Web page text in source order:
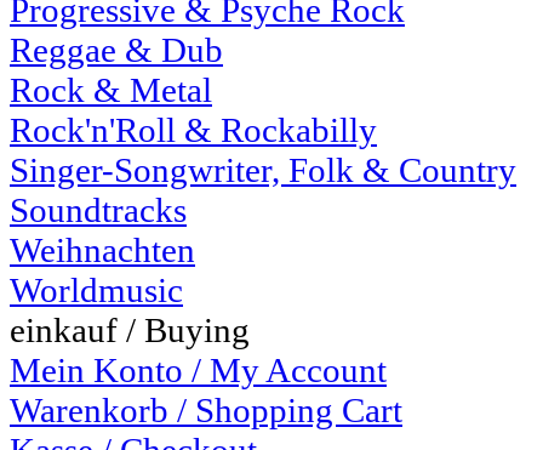
Progressive & Psyche Rock
Reggae & Dub
Rock & Metal
Rock'n'Roll & Rockabilly
Singer-Songwriter, Folk & Country
Soundtracks
Weihnachten
Worldmusic
einkauf / Buying
Mein Konto / My Account
Warenkorb / Shopping Cart